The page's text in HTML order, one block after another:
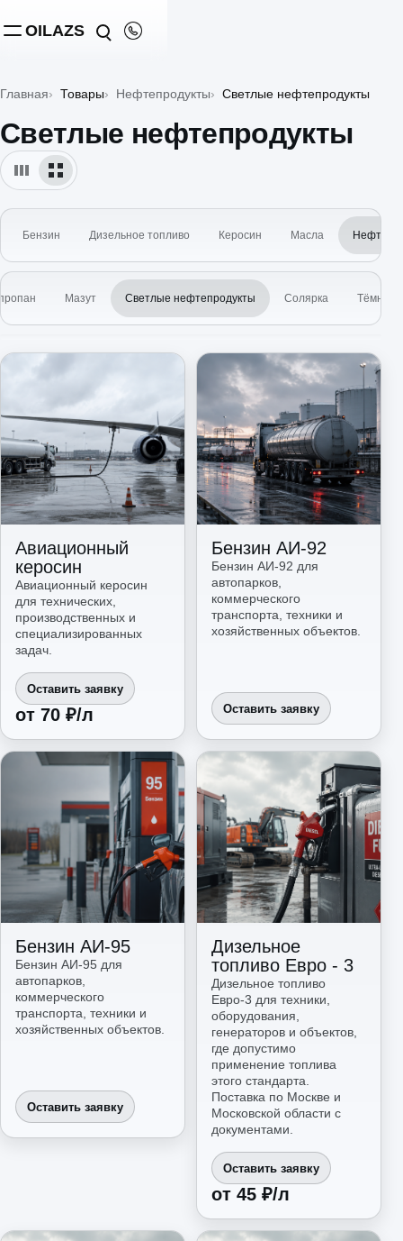
OILAZS
Главная Товары Нефтепродукты Светлые нефтепродукты
Светлые нефтепродукты
Бензин Дизельное топливо Керосин Масла
Мазут Светлые нефтепродукты Солярка Тёмные
Авиационный
керосин
Авиационный керосин
для технических,
производственных и
специализированных
задач.
Оставить заявку
от 70 ₽/л
Бензин АИ-92
Бензин АИ-92 для
автопарков,
коммерческого
транспорта, техники и
хозяйственных объектов.
Оставить заявку
Бензин АИ-95
Бензин АИ-95 для
автопарков,
коммерческого
транспорта, техники и
хозяйственных объектов.
Оставить заявку
Дизельное
топливо Евро - 3
Дизельное топливо
Евро-3 для техники,
оборудования,
генераторов и объектов,
где допустимо
применение топлива
этого стандарта.
Поставка по Москве и
Московской области с
документами.
Оставить заявку
от 45 ₽/л